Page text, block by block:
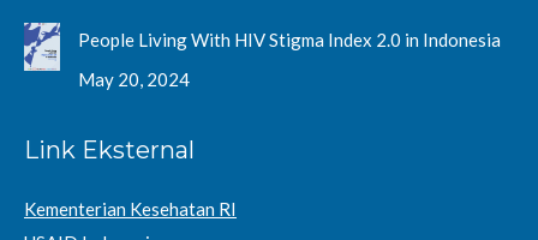
People Living With HIV Stigma Index 2.0 in Indonesia
May 20, 2024
Link Eksternal
Kementerian Kesehatan RI